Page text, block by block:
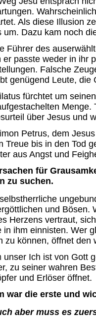
Als diese Illusion
um. Dazu kam noch
Führer des
er passte weder in ihr
Falsche
genügend Leute, die
fürchtet um seinen
Menge.
über Jesus und
Petrus, dem Jesus
Treue bis in den Tod
aus Angst und
für
zu suchen.
und Bösen.
Herzens vertraut,
in ihm einnisten. Wer
zu können, öffnet den
unser Ich ist von Gott
zu seiner wahren
und Erlöser öffnet.
war die erste und
aber muss es